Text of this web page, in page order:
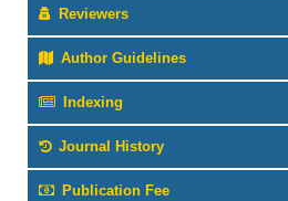
Reviewers
Author Guidelines
Indexing
Journal History
Publication Fee